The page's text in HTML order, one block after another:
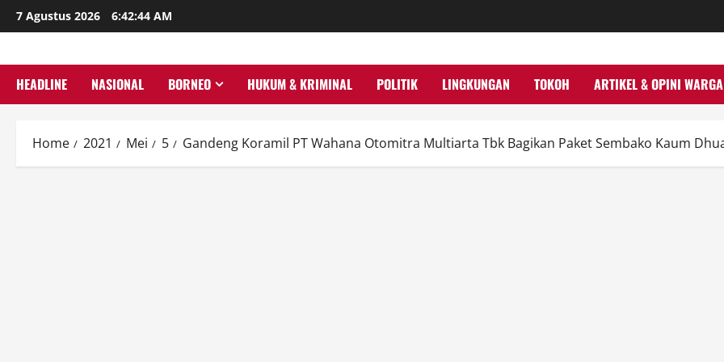
Skip
to
7 Agustus 2026 6:42:45 AM
HEADLINE NASIONAL BORNEO HUKUM & KRIMINAL POLITIK LINGKUNGAN TOKOH ARTIKEL & OPINI WARGA
Home 2021 Mei 5 Gandeng Koramil PT Wahana Otomitra Multiarta Tbk Bagikan Paket Sembako Kaum